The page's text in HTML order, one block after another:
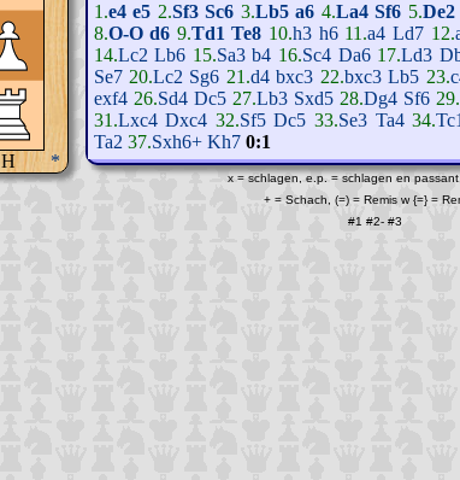
H *
1.e4 e5 2.Sf3 Sc6 3.Lb5 a6 4.La4 Sf6 5.De2
8.O-O d6 9.Td1 Te8 10.h3 h6 11.a4 Ld7 12.
14.Lc2 Lb6 15.Sa3 b4 16.Sc4 Da6 17.Ld3
Se7 20.Lc2 Sg6 21.d4 bxc3 22.bxc3 Lb5 23.
exf4 26.Sd4 Dc5 27.Lb3 Sxd5 28.Dg4 Sf6 29.
31.Lxc4 Dxc4 32.Sf5 Dc5 33.Se3 Ta4 34.Tc1
Ta2 37.Sxh6+ Kh7 0:1
x = schlagen, e.p. = schlagen en
+ = Schach, (=) = Remis w {=} =
#1 #2-#3